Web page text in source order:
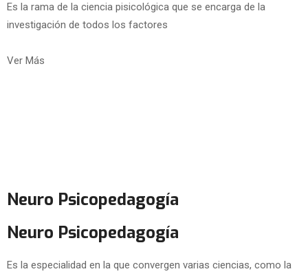
Es la rama de la ciencia pisicológica que se encarga de la
investigación de todos los factores
Ver Más
Neuro Psicopedagogía
Neuro Psicopedagogía
Es la especialidad en la que convergen varias ciencias, como la